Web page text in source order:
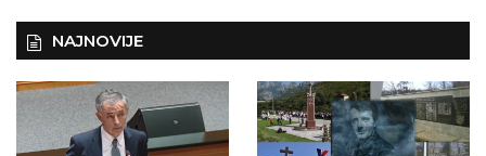
NAJNOVIJE